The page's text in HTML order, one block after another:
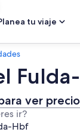
tu viaje
ver
ir?